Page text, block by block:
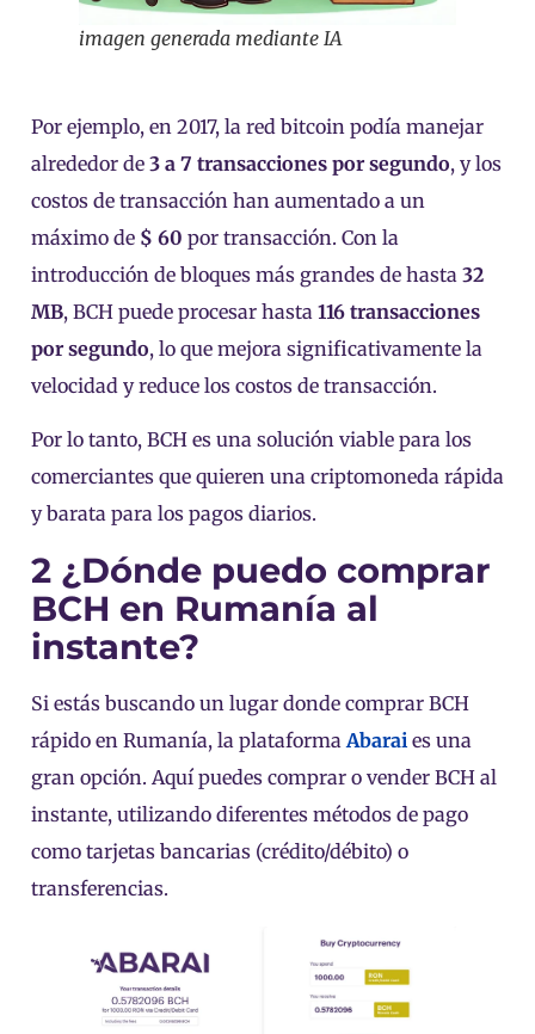
imagen generada mediante IA
Por ejemplo, en 2017, la red bitcoin podía manejar
alrededor de 3 a 7 transacciones por segundo, y los
costos de transacción han aumentado a un
máximo de $ 60 por transacción. Con la
introducción de bloques más grandes de hasta 32
MB, BCH puede procesar hasta 116 transacciones
por segundo, lo que mejora significativamente la
velocidad y reduce los costos de transacción.
Por lo tanto, BCH es una solución viable para los
comerciantes que quieren una criptomoneda rápida
y barata para los pagos diarios.
2 ¿Dónde puedo comprar
BCH en Rumanía al
instante?
Si estás buscando un lugar donde comprar BCH
rápido en Rumanía, la plataformaAbarai es una
gran opción. Aquí puedes comprar o vender BCH al
instante, utilizando diferentes métodos de pago
como tarjetas bancarias (crédito/débito) o
transferencias.